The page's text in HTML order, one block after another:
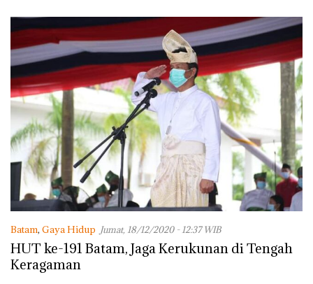
Batam, Gaya Hidup Jumat, 18/12/2020 - 12:37 WIB
HUT ke-191 Batam, Jaga Kerukunan di Tengah
Keragaman